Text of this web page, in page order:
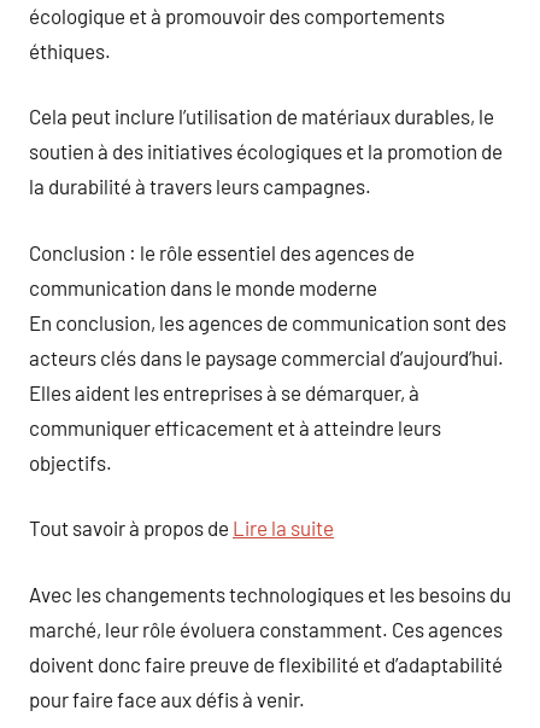
écologique et à promouvoir des comportements
éthiques.
Cela peut inclure l’utilisation de matériaux durables, le
soutien à des initiatives écologiques et la promotion de
la durabilité à travers leurs campagnes.
Conclusion : le rôle essentiel des agences de
communication dans le monde moderne
En conclusion, les agences de communication sont des
acteurs clés dans le paysage commercial d’aujourd’hui.
Elles aident les entreprises à se démarquer, à
communiquer efficacement et à atteindre leurs
objectifs.
Tout savoir à propos de Lire la suite
Avec les changements technologiques et les besoins du
marché, leur rôle évoluera constamment. Ces agences
doivent donc faire preuve de flexibilité et d’adaptabilité
pour faire face aux défis à venir.